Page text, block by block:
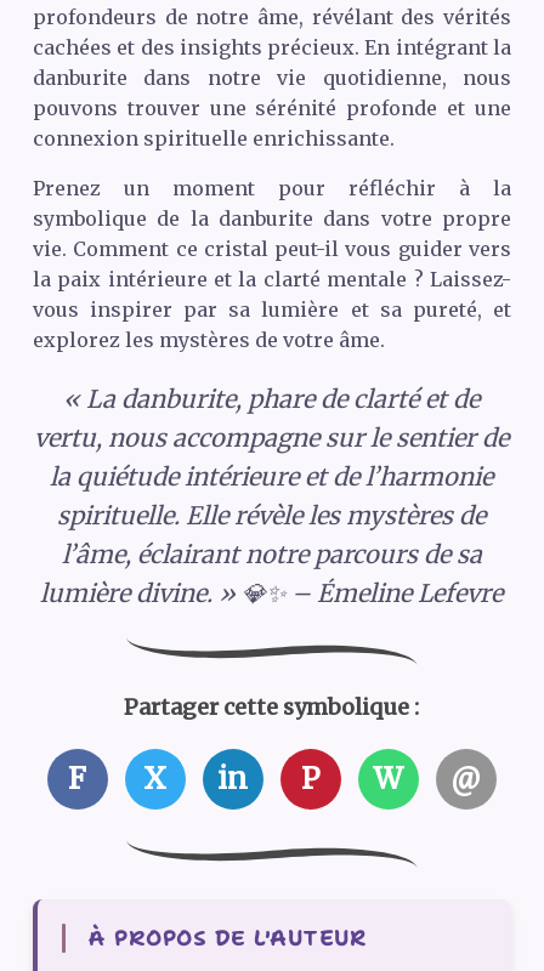
profondeurs de notre âme, révélant des vérités
cachées et des insights précieux. En intégrant la
danburite dans notre vie quotidienne, nous
pouvons trouver une sérénité profonde et une
connexion spirituelle enrichissante.
Prenez un moment pour réfléchir à la
symbolique de la danburite dans votre propre
vie. Comment ce cristal peut-il vous guider vers
la paix intérieure et la clarté mentale ? Laissez-
vous inspirer par sa lumière et sa pureté, et
explorez les mystères de votre âme.
« La danburite, phare de clarté et de
vertu, nous accompagne sur le sentier de
la quiétude intérieure et de l’harmonie
spirituelle. Elle révèle les mystères de
l’âme, éclairant notre parcours de sa
lumière divine. » 💎✨ – Émeline Lefevre
Partager cette symbolique :
F X in P W @
À PROPOS DE L'AUTEUR